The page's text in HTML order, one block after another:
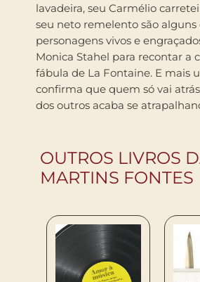
lavadeira, seu Carmélio
seu neto remelento são alguns
personagens vivos e
Monica Stahel para recontar a
fábula de La Fontaine. E mais
confirma que quem só vai
dos outros acaba se
OUTROS LIVROS
MARTINS FONTES